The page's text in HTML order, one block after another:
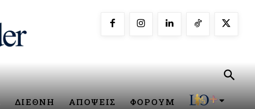
ΔΙΕΘΝΗ ΑΠΟΨΕΙΣ ΦΟΡΟΥΜ